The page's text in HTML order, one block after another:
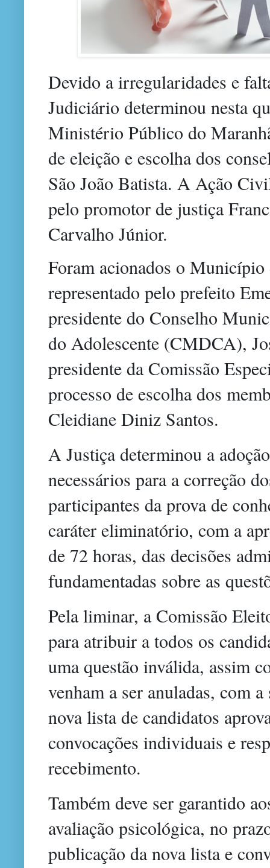
Devido a irregularidades e
Judiciário determinou nesta
Ministério Público do
de eleição e escolha dos
São João Batista. A Ação
pelo promotor de justiça
Carvalho Júnior.
Foram acionados o Município
representado pelo prefeito
presidente do Conselho
do Adolescente (CMDCA),
presidente da Comissão
processo de escolha dos
Cleidiane Diniz Santos.
A Justiça determinou a
necessários para a correção
participantes da prova de
caráter eliminatório, com a
de 72 horas, das decisões
fundamentadas sobre as
Pela liminar, a Comissão
para atribuir a todos os
uma questão inválida, assim
venham a ser anuladas, com
nova lista de candidatos
convocações individuais e
recebimento.
Também deve ser garantido
avaliação psicológica, no
publicação da nova lista e